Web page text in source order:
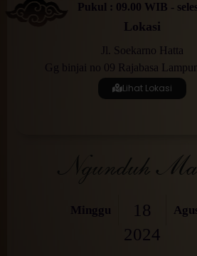
Pukul : 09.00 WIB -
Lokasi
Jl. Soekarno Hatta
Gg binjai no 09 Rajabasa
Lihat Lokasi
Ngunduh
Minggu 18
2024